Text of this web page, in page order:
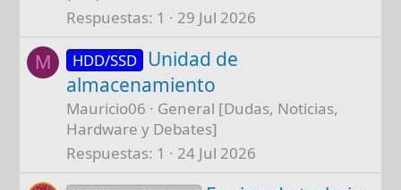
Respuestas 1 29 Jul 2026
M HDD/SSD Unidad de
almacenamiento
Mauricio06
General [Dudas, Noticias,
Hardware y Debates]
Respuestas 1 24 Jul 2026